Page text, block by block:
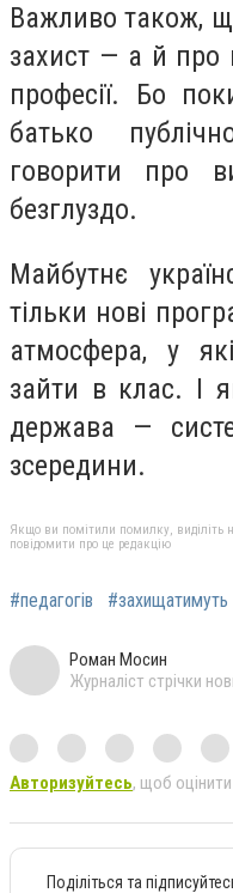
Важливо також,
захист — а й про
професії. Бо
батько
говорити про
безглуздо.
Майбутнє
тільки нові
атмосфера, у
зайти в клас. І
держава —
зсередини.
Якщо ви помітили помилку, виділіть
повідомити про це редакцію
#педагогів #захищатимуть
Роман Мосин
Журналіст стрічки
Авторизуйтесь, щоб оцінити
Поділіться та